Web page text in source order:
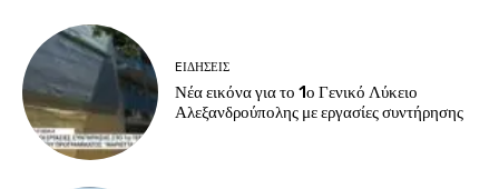
EΙΔΗΣΕΙΣ
Νέα εικόνα για το 1ο Γενικό Λύκειο
Αλεξανδρούπολης με εργασίες συντήρησης